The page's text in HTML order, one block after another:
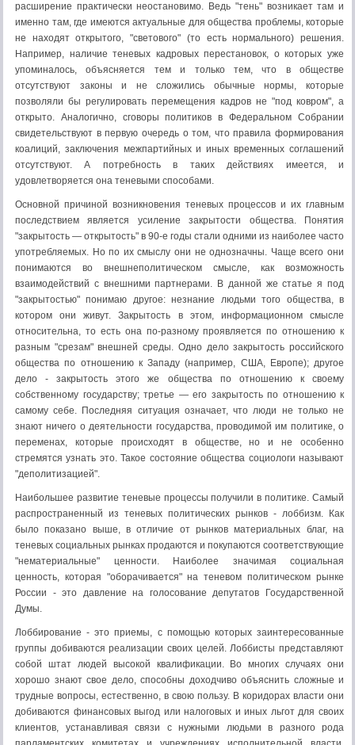
расширение практически неостановимо. Ведь "тень" возникает там и
именно там, где имеются актуальные для общества проблемы, кото­рые
не находят открытого, "светового" (то есть нормального) решения.
Например, на­личие теневых кадровых перестановок, о которых уже
упоминалось, объясняется тем и только тем, что в обществе
отсутствуют законы и не сложились обычные нормы, которые
позволяли бы регулировать перемещения кадров не "под ковром", а
открыто. Аналогично, сговоры политиков в Федеральном Собрании
свидетельствуют в первую очередь о том, что правила формирования
коалиций, заключения межпартийных и иных временных соглашений
отсутствуют. А потребность в таких действиях имеется, и
удовлетворяется она теневыми способами.
Основной причиной возникновения теневых процессов и их главным
последствием является усиление закрытости об­щества. Понятия
"закрытость — открытость" в 90-е годы стали одними из наиболее часто
употребляемых. Но по их смыслу они не однозначны. Чаще всего они
пони­маются во внешнеполитическом смысле, как возможность
взаимодействий с внешними партнерами. В данной же статье я под
"закрытостью" понимаю другое: незнание людьми того общества, в
котором они живут. Закрытость в этом, информационном смысле
относительна, то есть она по-разному проявляется по отношению к
разным "срезам" внешней среды. Одно дело закрытость российского
общества по отношению к Западу (например, США, Европе); другое
дело - закрытость этого же общества по отношению к своему
собственному государству; третье — его закрытость по отно­шению к
самому себе. Последняя ситуация означает, что люди не только не
знают ничего о деятельности государства, проводимой им политике, о
переменах, которые происходят в обществе, но и не особенно
стремятся узнать это. Такое состояние общества социологи называют
"деполитизацией".
Наибольшее развитие теневые процессы получили в политике. Самый
распространенный из тене­вых политических рынков - лоббизм. Как
было показано выше, в отличие от рынков материальных благ, на
теневых социальных рынках продаются и покупаются соответ­ствующие
"нематериальные" ценности. Наиболее значимая социальная
ценность, которая "оборачивается" на теневом политическом рынке
России - это давление на голосование депутатов Государственной
Думы.
Лоббирование - это приемы, с помощью которых заинтересованные
группы добиваются реализации своих целей. Лоббисты представляют
собой штат людей высокой квалифи­кации. Во многих случаях они
хорошо знают свое дело, способны доходчиво объяснить сложные и
трудные вопросы, естественно, в свою пользу. В коридорах власти они
добиваются финансовых вы­год или налоговых и иных льгот для своих
клиентов, устанавливая связи с нужными людьми в разного рода